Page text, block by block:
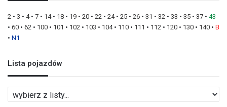
2 • 3 • 4• 7 • 14• 18 • 19 • 20 • 22 • 24• 25 • 26 • 31 • 32 • 33 • 35 • 37 • 43
• 60 • 62 • 100 • 101 • 102 • 103 • 104• 110 • 111 • 112 • 120 • 130 • 140 • B
• N1
Lista pojazdów
i